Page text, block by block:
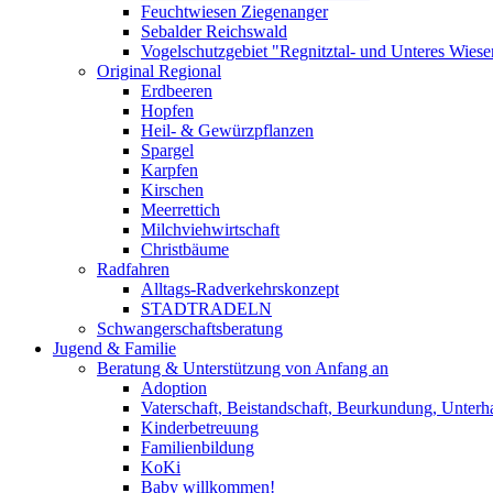
Feuchtwiesen Ziegenanger
Sebalder Reichswald
Vogelschutzgebiet "Regnitztal- und Unteres
Original Regional
Erdbeeren
Hopfen
Heil- & Gewürzpflanzen
Spargel
Karpfen
Kirschen
Meerrettich
Milchviehwirtschaft
Christbäume
Radfahren
Alltags-Radverkehrskonzept
STADTRADELN
Schwangerschaftsberatung
Jugend & Familie
Beratung & Unterstützung von Anfang an
Adoption
Vaterschaft, Beistandschaft, Beurkundung,
Kinderbetreuung
Familienbildung
KoKi
Baby willkommen!